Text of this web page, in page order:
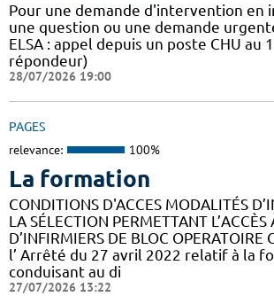
Pour une demande d'intervention en
une question ou une demande
ELSA : appel depuis un poste CHU au
répondeur)
28/07/2026 19:00
PAGES
relevance: 100%
La formation
CONDITIONS D'ACCES MODALITÉS
LA SÉLECTION PERMETTANT L’ACCÈS
D’INFIRMIERS DE BLOC
l’ Arrêté du 27 avril 2022 relatif à la
conduisant au di
27/07/2026 13:22